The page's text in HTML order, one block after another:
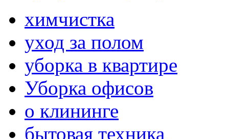
химчистка
уход за полом
уборка в квартире
Уборка офисов
о клининге
бытовая техника